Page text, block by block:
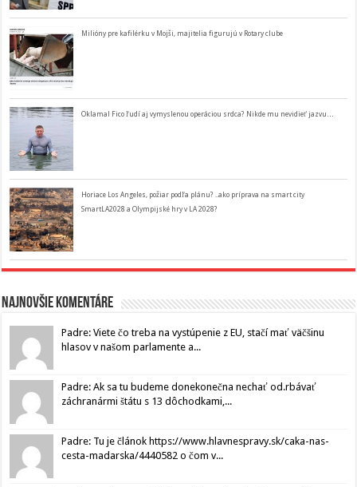
Milióny pre kafilérku v Mojši, majitelia figurujú v Rotary clube
Oklamal Fico ľudí aj vymyslenou operáciou srdca? Nikde mu nevidieť jazvu…
Horiace Los Angeles, požiar podľa plánu? ..ako príprava na smart city
SmartLA2028 a Olympijské hry v LA 2028?
Najnovšie komentáre
Padre: Viete čo treba na vystúpenie z EU, stačí mať väčšinu
hlasov v našom parlamente a...
Padre: Ak sa tu budeme donekonečna nechať od.rbávať
záchranármi štátu s 13 dôchodkami,...
Padre: Tu je článok https://www.hlavnespravy.sk/caka-nas-
cesta-madarska/4440582 o čom v...